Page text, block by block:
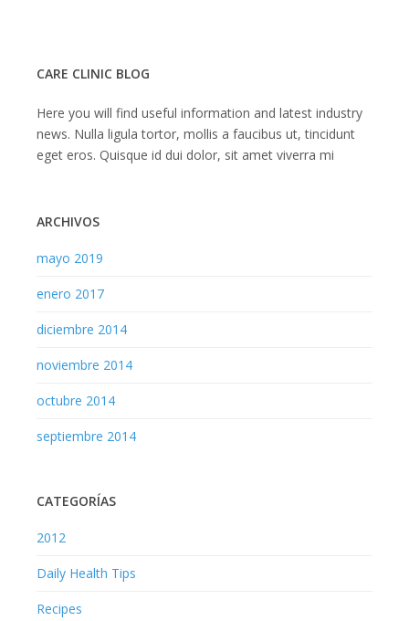
CARE CLINIC BLOG
Here you will find useful information and latest industry
news. Nulla ligula tortor, mollis a faucibus ut, tincidunt
eget eros. Quisque id dui dolor, sit amet viverra mi
ARCHIVOS
mayo 2019
enero 2017
diciembre 2014
noviembre 2014
octubre 2014
septiembre 2014
CATEGORÍAS
2012
Daily Health Tips
Recipes